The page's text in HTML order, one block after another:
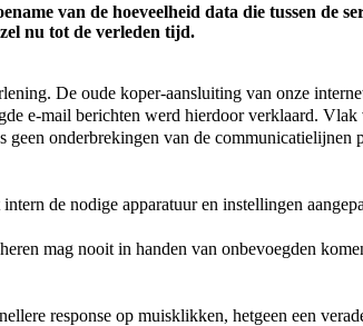
van de hoeveelheid data die tussen de
nu tot de verleden tijd.
De oude koper-aansluiting van onze
e-mail berichten werd hierdoor verklaard.
onderbrekingen van de
de nodige apparatuur en instellingen
mag nooit in handen van onbevoegden
response op muisklikken, hetgeen een